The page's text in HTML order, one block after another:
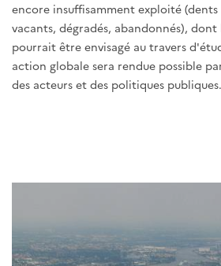
encore insuffisamment exploité
vacants, dégradés, abandonnés),
pourrait être envisagé au travers
action globale sera rendue possible
des acteurs et des politiques publiques.